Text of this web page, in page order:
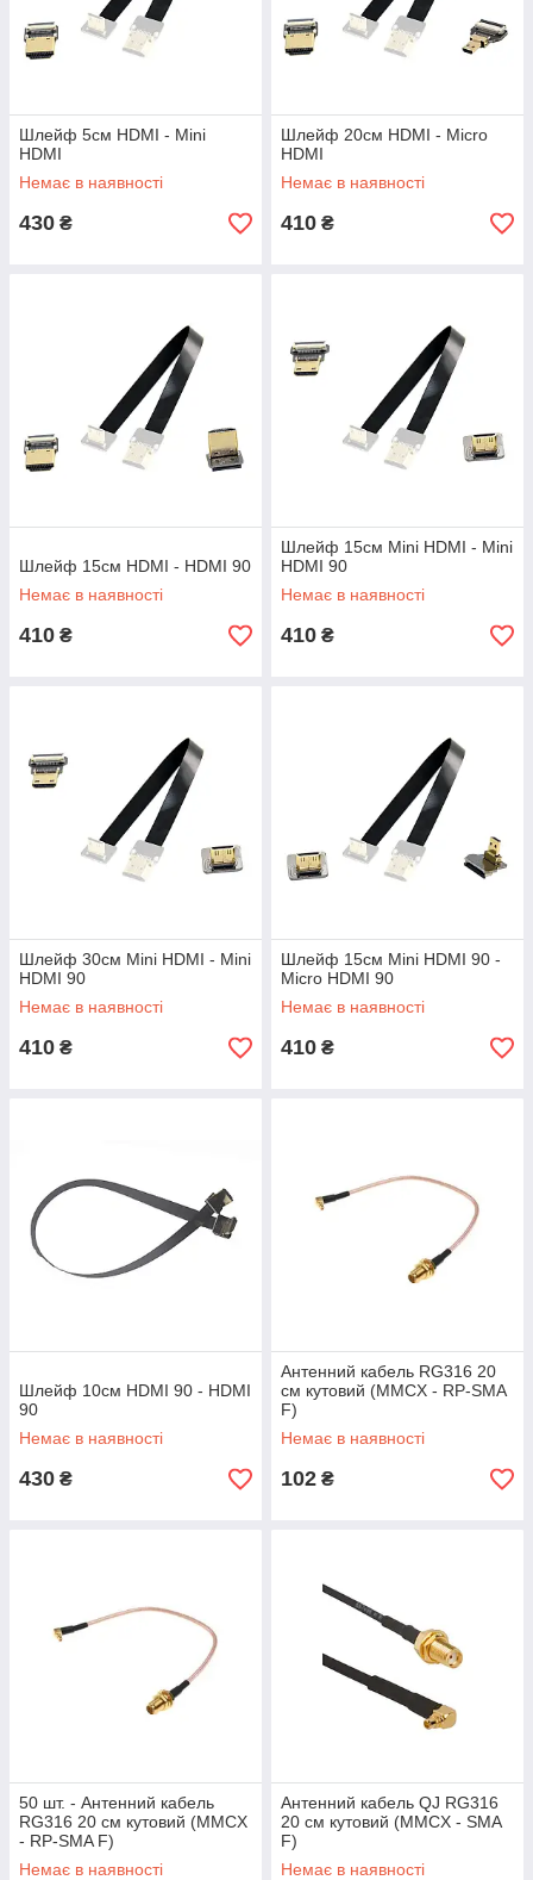
Шлейф 5см HDMI - Mini
HDMI
Немає в наявності
430 ₴
Шлейф 20см HDMI - Micro
HDMI
Немає в наявності
410 ₴
Шлейф 15см HDMI - HDMI 90
Немає в наявності
410 ₴
Шлейф 15см Mini HDMI - Mini
HDMI 90
Немає в наявності
410 ₴
Шлейф 30см Mini HDMI - Mini
HDMI 90
Немає в наявності
410 ₴
Шлейф 15см Mini HDMI 90 -
Micro HDMI 90
Немає в наявності
410 ₴
Шлейф 10см HDMI 90 - HDMI
90
Немає в наявності
430 ₴
Антенний кабель RG316 20
см кутовий (MMCX - RP-SMA
F)
Немає в наявності
102 ₴
50 шт. - Антенний кабель
RG316 20 см кутовий (MMCX
- RP-SMA F)
Немає в наявності
Антенний кабель QJ RG316
20 см кутовий (MMCX - SMA
F)
Немає в наявності